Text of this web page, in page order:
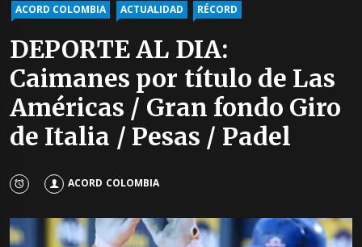
ACORD COLOMBIA ACTUALIDAD RÉCORD
DEPORTE AL DIA:
Caimanes por título de Las
Américas / Gran fondo Giro
de Italia / Pesas / Padel
ACORD COLOMBIA